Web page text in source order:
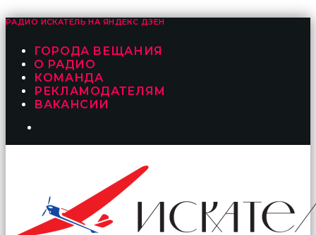
РАДИО ИСКАТЕЛЬ НА ЯНДЕКС ДЗЕН
ГОРОДА ВЕЩАНИЯ
О РАДИО
КОМАНДА
РЕКЛАМОДАТЕЛЯМ
ВАКАНСИИ